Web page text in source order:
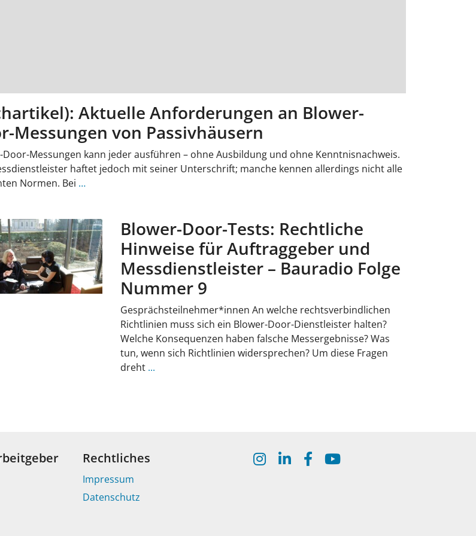
Aktuelle Anforderungen an Blower-
Messungen von Passivhäusern
Door-Messungen kann jeder ausführen – ohne Ausbildung und ohne Kenntnisnachweis.
haftet jedoch mit seiner Unterschrift; manche kennen allerdings nicht alle
Normen. Bei …
Blower-Door-Tests: Rechtliche
Hinweise für Auftraggeber und
Messdienstleister – Bauradio Folge
Nummer 9
Gesprächsteilnehmer*innen An welche rechtsverbindlichen
Richtlinien muss sich ein Blower-Door-Dienstleister halten?
Welche Konsequenzen haben falsche Messergebnisse? Was
tun, wenn sich Richtlinien widersprechen? Um diese Fragen
dreht ...
Rechtliches
Impressum
Datenschutz